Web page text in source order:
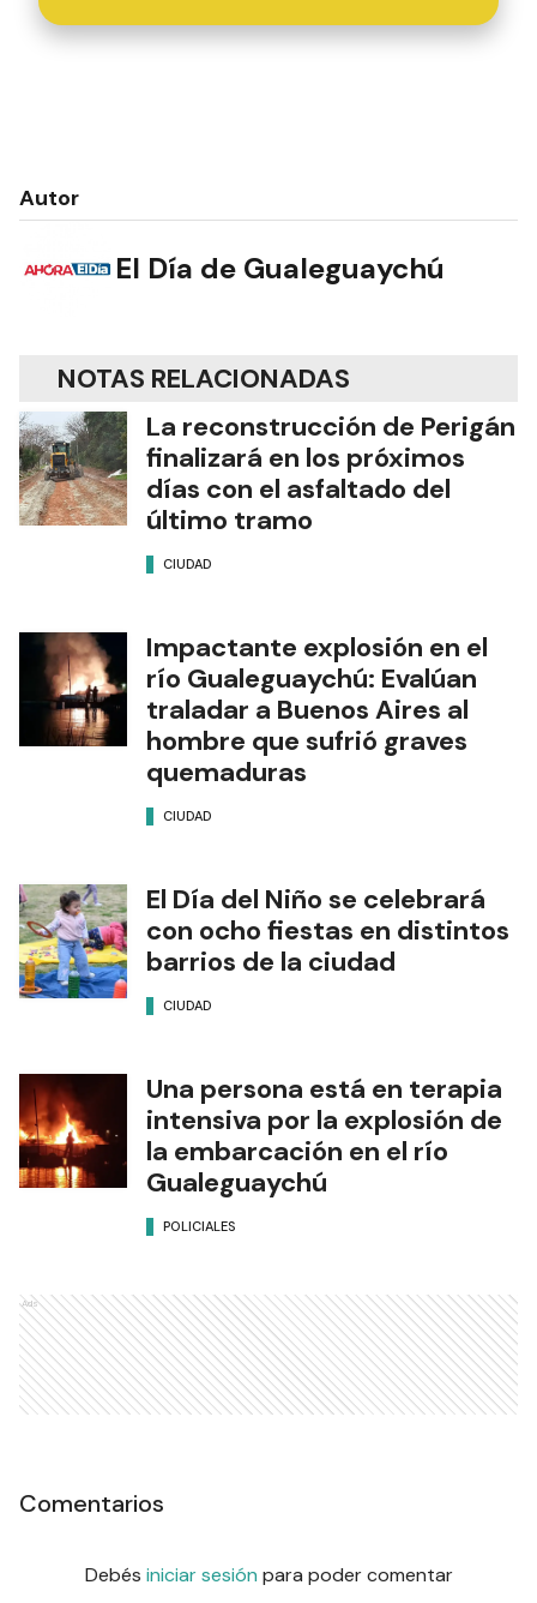
Autor
El Día de Gualeguaychú
NOTAS RELACIONADAS
La reconstrucción de Perigán
finalizará en los próximos
días con el asfaltado del
último tramo
CIUDAD
Impactante explosión en el
río Gualeguaychú: Evalúan
traladar a Buenos Aires al
hombre que sufrió graves
quemaduras
CIUDAD
El Día del Niño se celebrará
con ocho fiestas en distintos
barrios de la ciudad
CIUDAD
Una persona está en terapia
intensiva por la explosión de
la embarcación en el río
Gualeguaychú
POLICIALES
Ads
Comentarios
Debés iniciar sesión para poder comentar